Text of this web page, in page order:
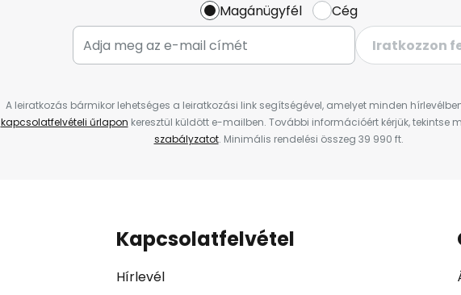
Magánügyfél
Cég
Iratkozzon
A leiratkozás bármikor lehetséges a leiratkozási link segítségével, amelyet minden
kapcsolatfelvételi űrlapon keresztül küldött e-mailben. További információért kérjük, tekintse
szabályzatot. Minimális rendelési összeg 39 990 ft.
Kapcsolatfelvétel
Hírlevél